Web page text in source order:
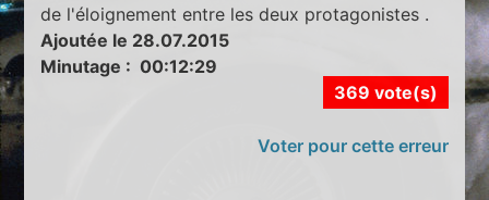
de l'éloignement entre les deux protagonistes .
Ajoutée le 28.07.2015
Minutage : 00:12:29
369 vote(s)
Voter pour cette erreur